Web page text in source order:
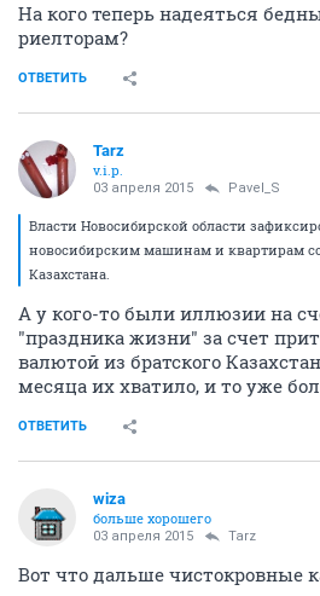
На кого теперь надеяться
риелторам?
ОТВЕТИТЬ
Tarz
v.i.p.
03 апреля 2015 Pavel_S
Власти Новосибирской области
новосибирским машинам и квартирам
Казахстана.
А у кого-то были иллюзии на
"праздника жизни" за счет
валютой из братского
месяца их хватило, и то уже
ОТВЕТИТЬ
wiza
больше хорошего
03 апреля 2015 Tarz
Вот что дальше чистокровные